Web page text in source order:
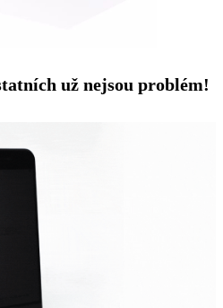
už nejsou problém!